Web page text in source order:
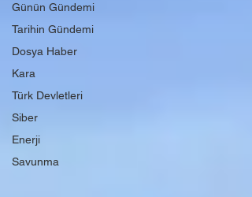
Günün Gündemi
Tarihin Gündemi
Dosya Haber
Kara
Türk Devletleri
Siber
Enerji
Savunma